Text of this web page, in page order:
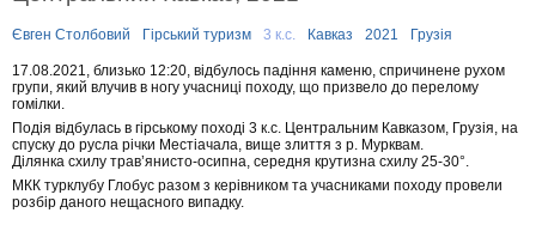
Євген Столбовий Гірський туризм 3 к.с. Кавказ 2021 Грузія
17.08.2021, близько 12:20, відбулось падіння каменю, спричинене рухом
групи, який влучив в ногу учасниці походу, що призвело до перелому
гомілки.
Подія відбулась в гірському поході 3 к.с. Центральним Кавказом, Грузія, на
спуску до русла річки Местіачала, вище злиття з р. Мурквам.
Ділянка схилу трав’янисто-осипна, середня крутизна схилу 25-30°.
МКК турклубу Глобус разом з керівником та учасниками походу провели
розбір даного нещасного випадку.